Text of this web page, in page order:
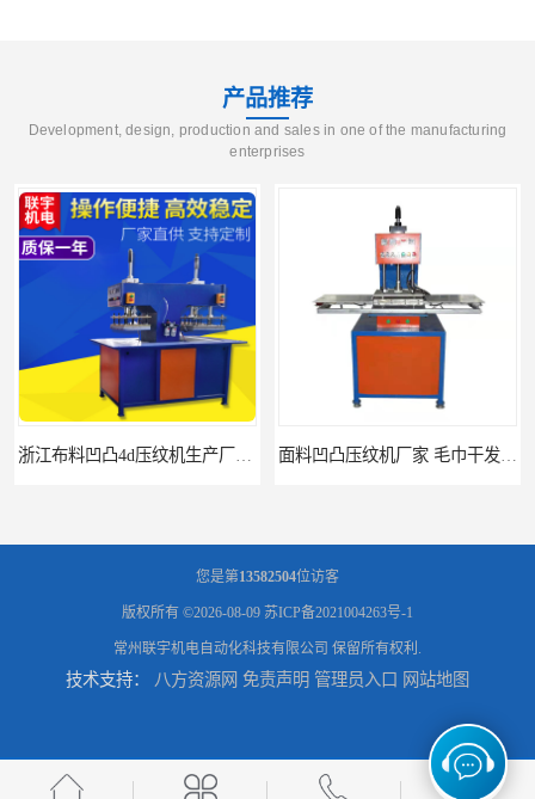
产品推荐
Development, design, production and sales in one of the manufacturing
enterprises
浙江布料凹凸4d压纹机厂家 服装针织布料凹凸压纹机 性能稳定 湖北皮革压标机价格 布料凹凸3d压花机 现货供应
您是第13582504位访客
版权所有 ©2026-08-09 苏ICP备2021004263号-1
常州联宇机电自动化科技有限公司 保留所有权利.
技术支持： 八方资源网 免责声明 管理员入口 网站地图